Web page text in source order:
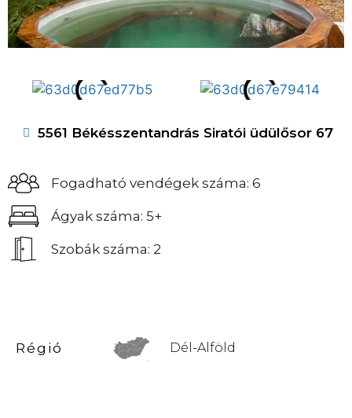
5561 Békésszentandrás Siratói üdülősor 67
Fogadható vendégek száma: 6
Ágyak száma: 5+
Szobák száma: 2
Régió Dél-Alföld